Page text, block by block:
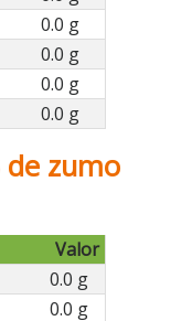
0.0 g
0.0 g
0.0 g
0.0 g
de zumo
Valor
0.0 g
0.0 g